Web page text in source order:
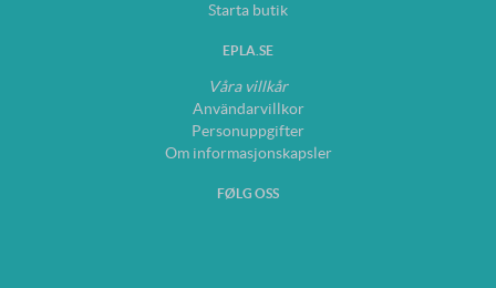
Starta butik
EPLA.SE
Våra villkår
Användarvillkor
Personuppgifter
Om informasjonskapsler
FØLG OSS